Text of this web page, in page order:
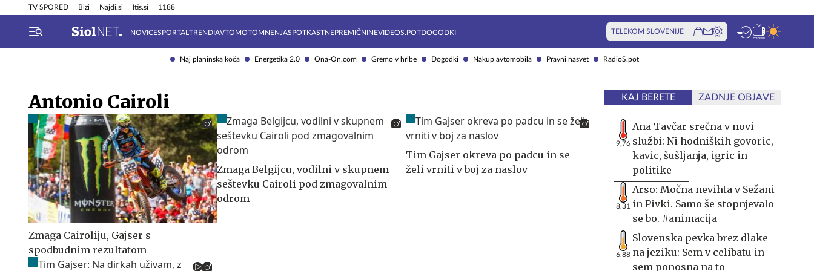
Naj planinska koča Energetika 2.0 Ona-On.com Gremo v hribe Dogodki Nakup avtomobila Pravni nasvet RadioS.pot
TV SPORED Bizi Najdi.si Itis.si 1188
NOVICESPORTAL TRENDIAVTOMOTOMNENJASPOTKASTNEPREMIČNINEVIDEOS.POTDOGODKI TELEKOM SLOVENIJE
Info in obvestila Tehnik
Antonio Cairoli
Zmaga Cairoliju, Gajser s
spodbudnim rezultatom
Zmaga Belgijcu, vodilni v skupnem
seštevku Cairoli pod zmagovalnim
odrom
Tim Gajser okreva po padcu in se
želi vrniti v boj za naslov
KAJ BERETE ZADNJE OBJAVE
9,76
Ana Tavčar srečna v novi
službi: Ni hodniških govoric,
kavic, šušljanja, igric in
politike
8,31
Arso: Močna nevihta v Sežani
in Pivki. Samo še stopnjevalo
se bo. #animacija
6,88
Slovenska pevka brez dlake
na jeziku: Sem v celibatu in
sem ponosna na to